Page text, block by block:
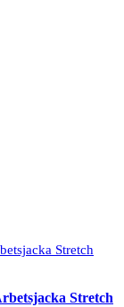
Stretch